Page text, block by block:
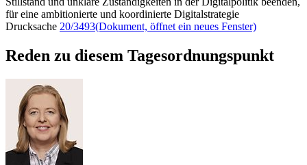
für eine ambitionierte und koordinierte Digitalstrategie
Drucksache 20/3493(Dokument, öffnet ein neues Fenster)
Reden zu diesem Tagesordnungspunkt